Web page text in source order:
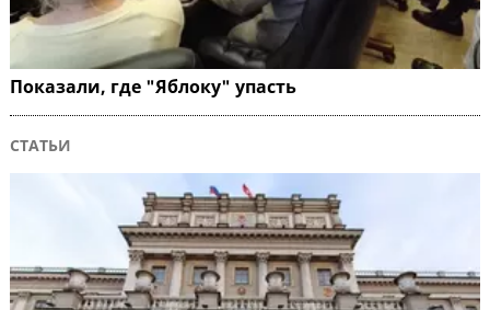
Показали, где "Яблоку" упасть
СТАТЬИ